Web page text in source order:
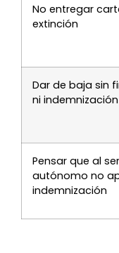
No entregar
extinción
Dar de baja sin
ni indemnización
Pensar que al ser
autónomo no
indemnización